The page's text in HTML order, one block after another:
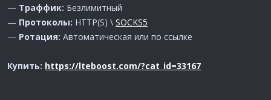
— Траффик: Безлимитный
— Протоколы: HTTP(S) \ SOCKS5
— Ротация: Автоматическая или по ссылке
Купить: https://lteboost.com/?cat_id=33167